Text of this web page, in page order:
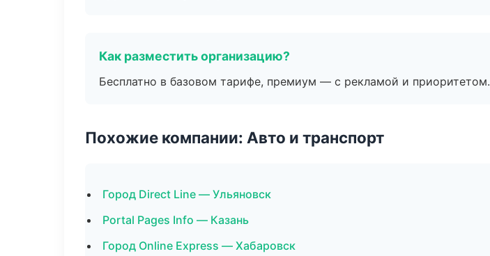
Как разместить организацию?
Бесплатно в базовом тарифе, премиум — с рекламой и приоритетом.
Похожие компании: Авто и транспорт
Город Direct Line — Ульяновск
Portal Pages Info — Казань
Город Online Express — Хабаровск